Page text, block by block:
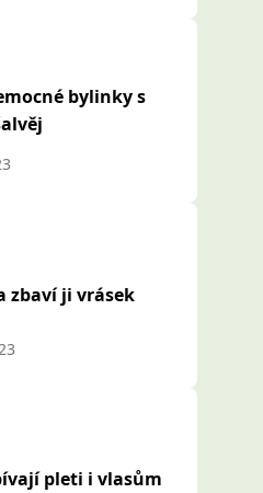
bylinky s
zbaví ji vrásek
pleti i vlasům